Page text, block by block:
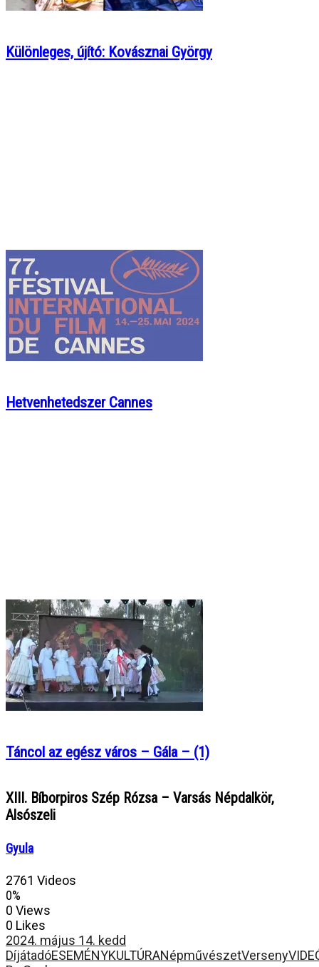
Különleges, újító: Kovásznai György
Hetvenhetedszer Cannes
Táncol az egész város – Gála – (1)
XIII. Bíborpiros Szép Rózsa – Varsás Népdalkör,
Alsószeli
Gyula
2761 Videos
0%
0 Views
0 Likes
2024. május 14. kedd
DíjátadóESEMÉNYKULTÚRANépművészetVerseny